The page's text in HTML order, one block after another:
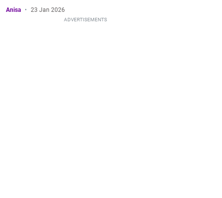
Anisa 23 Jan 2026
ADVERTISEMENTS